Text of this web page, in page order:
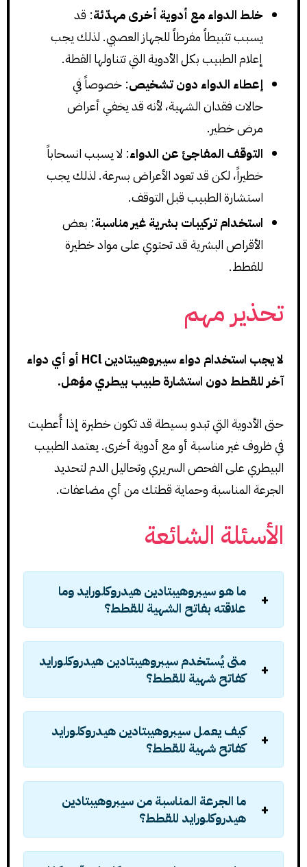
خلط الدواء مع أدوية أخرى مهدّئة: قد
يسبب تثبيطاً مفرطاً للجهاز العصبي. لذلك يجب
إعلام الطبيب بكل الأدوية التي تتناولها القطة.
إعطاء الدواء دون تشخيص: خصوصاً في
حالات فقدان الشهية، لأنه قد يخفي أعراض
مرض خطير.
التوقف المفاجئ عن الدواء: لا يسبب انسحاباً
خطيراً، لكن قد تعود الأعراض بسرعة. لذلك يجب
استشارة الطبيب قبل التوقف.
استخدام تركيبات بشرية غير مناسبة: بعض
الأقراص البشرية قد تحتوي على مواد خطيرة
للقطط.
تحذير مهم
لا يجب استخدام دواء سيبروهيبتادين HCl أو أي دواء
آخر للقطط دون استشارة طبيب بيطري مؤهل.
حتى الأدوية التي تبدو بسيطة قد تكون خطيرة إذا أُعطيت
في ظروف غير مناسبة أو مع أدوية أخرى. يعتمد الطبيب
البيطري على الفحص السريري وتحاليل الدم لتحديد
الجرعة المناسبة وحماية قطتك من أي مضاعفات.
الأسئلة الشائعة
ما هو سيبروهيبتادين هيدروكلورايد وما
علاقته بفاتح الشهية للقطط؟
متى يُستخدم سيبروهيبتادين هيدروكلورايد
كفاتح شهية للقطط؟
كيف يعمل سيبروهيبتادين هيدروكلورايد
كفاتح شهية للقطط؟
ما الجرعة المناسبة من سيبروهيبتادين
هيدروكلورايد للقطط؟